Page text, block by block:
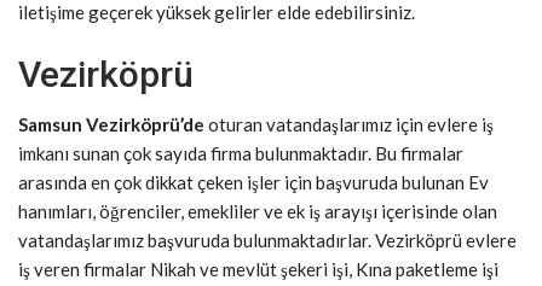
iletişime geçerek yüksek gelirler elde edebilirsiniz.
Vezirköprü
Samsun Vezirköprü’de oturan vatandaşlarımız için evlere iş
imkanı sunan çok sayıda firma bulunmaktadır. Bu firmalar
arasında en çok dikkat çeken işler için başvuruda bulunan Ev
hanımları, öğrenciler, emekliler ve ek iş arayışı içerisinde olan
vatandaşlarımız başvuruda bulunmaktadırlar. Vezirköprü evlere
iş veren firmalar Nikah ve mevlüt şekeri işi, Kına paketleme işi